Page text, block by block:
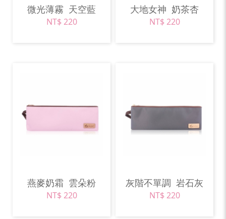
微光薄霧 天空藍
NT$ 220
大地女神 奶茶杏
NT$ 220
燕麥奶霜 雲朵粉
NT$ 220
灰階不單調 岩石灰
NT$ 220